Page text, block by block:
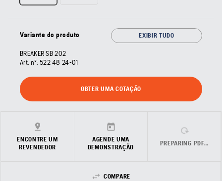
Variante do produto EXIBIR TUDO
BREAKER SB 202
Art. nº: 522 48 24‑01
OBTER UMA COTAÇÃO
ENCONTRE UM
REVENDEDOR
AGENDE UMA
DEMONSTRAÇÃO
PREPARING PDF…
COMPARE